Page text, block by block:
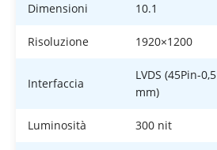
Dimensioni 10.1
Risoluzione 1920×1200
Interfaccia
LVDS (45Pin-0,5
mm)
Luminosità 300 nit